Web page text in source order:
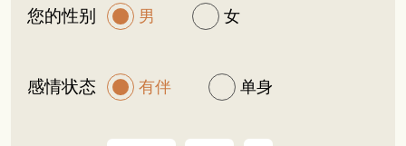
您的性别 男 女
感情状态 有伴 单身